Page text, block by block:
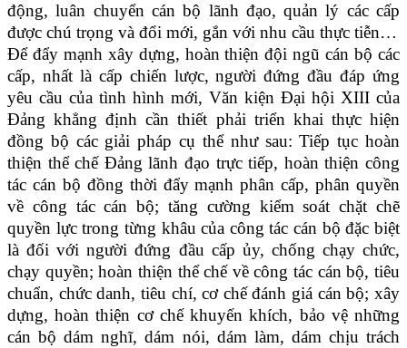
động, luân chuyển cán bộ lãnh đạo, quản lý các cấp
được chú trọng và đổi mới, gắn với nhu cầu thực tiễn…
Để đẩy mạnh xây dựng, hoàn thiện đội ngũ cán bộ các
cấp, nhất là cấp chiến lược, người đứng đầu đáp ứng
yêu cầu của tình hình mới, Văn kiện Đại hội XIII của
Đảng khẳng định cần thiết phải triển khai thực hiện
đồng bộ các giải pháp cụ thể như sau: Tiếp tục hoàn
thiện thể chế Đảng lãnh đạo trực tiếp, hoàn thiện công
tác cán bộ đồng thời đẩy mạnh phân cấp, phân quyền
về công tác cán bộ; tăng cường kiểm soát chặt chẽ
quyền lực trong từng khâu của công tác cán bộ đặc biệt
là đối với người đứng đầu cấp ủy, chống chạy chức,
chạy quyền; hoàn thiện thể chế về công tác cán bộ, tiêu
chuẩn, chức danh, tiêu chí, cơ chế đánh giá cán bộ; xây
dựng, hoàn thiện cơ chế khuyến khích, bảo vệ những
cán bộ dám nghĩ, dám nói, dám làm, dám chịu trách